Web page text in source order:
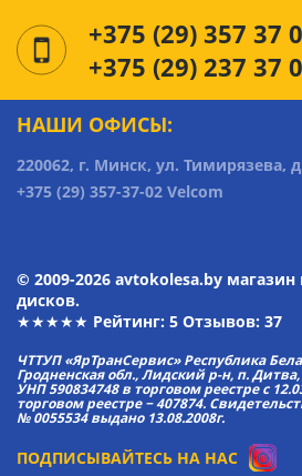
+375 (29) 357 37
+375 (29) 237 37
НАШИ ОФИСЫ:
220062, г. Минск, ул. Тимирязева,
+375 (29) 357-37-02 Velcom
© 2009-2026 avtokolesa.by
дисков.
★★★★★ Рейтинг: 5 Отзывов: 37
ЧТТУП «ЯрТранСервис» Республика
Гродненская обл., Лидский р-н, п.
УНП 590834748 в торговом реестре с
торговом реестре − 407874.
№ 0055534 выдано 13.08.2008г.
ПОДПИСЫВАЙТЕСЬ НА НАС